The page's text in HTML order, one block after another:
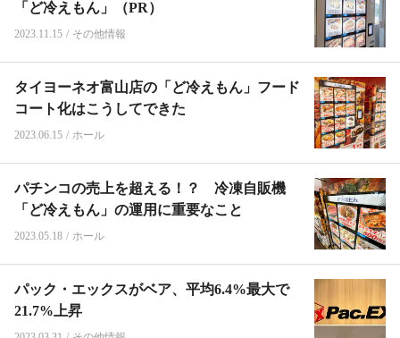
「ど冷えもん」（PR）
2023.11.15 / その他情報
タイヨーネオ富山店の「ど冷えもん」フード
コート化はこうしてできた
2023.06.15 / ホール
パチンコの売上を超える！？ 冷凍自販機
「ど冷えもん」の運用に重要なこと
2023.05.18 / ホール
パック・エックスがベア、平均6.4%最大で
21.7%上昇